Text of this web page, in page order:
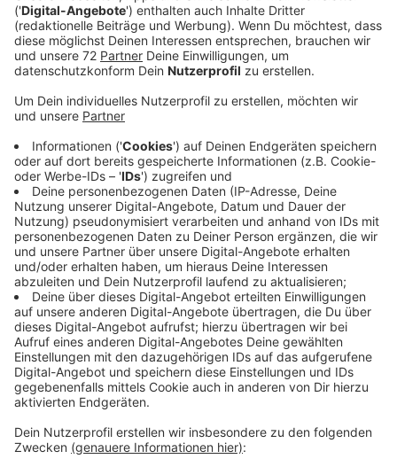
Veröffentlicht:Mittwoch, 13.05.2020 18:14
Anzeige
In Münster haben am Mittag Beschäftigte von Reise-
Unternehmen und Reisebüros aus der RADIO RST-
Region demonstriert. Eine Demo mit 60 Leuten war
genehmigt worden - mit Masken und Abstand. Die
Demonstranten haben leere Koffer und Liegestühle
aufgestellt, als Zeichen für die vielen abgesagten
Reisen in der Coronakrise. Die Reise-Unternehmen
fordern mehr Hilfen vom Staat. Sie möchten Geld, das
sie später nicht zurückzahlen. Unter anderem zahlen
sie Provisionen zurück, wenn Reisen storniert werden,
auch wenn die Reisebüros ihre Leistungen erbracht
haben. Einige Reisebüros arbeiten deshalb nach
eigenen Angaben seit Oktober umsonst. Eine weitere
behalten dürfen, auch wenn die Reise abgesagt wird.